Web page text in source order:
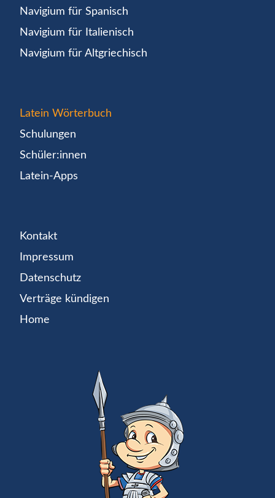
Navigium für Spanisch
Navigium für Italienisch
Navigium für Altgriechisch
Latein Wörterbuch
Schulungen
Schüler:innen
Latein-Apps
Kontakt
Impressum
Datenschutz
Verträge kündigen
Home